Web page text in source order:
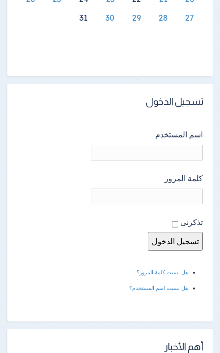
27
28
29
30
31
تسجيل الدخول
اسم المستخدم
كلمة المرور
تذكرنى
هل نسيت كلمة المرور؟
هل نسيت اسم المستخدم؟
أهم الأخبار